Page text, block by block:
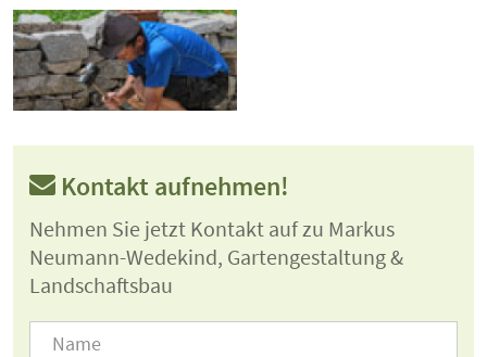
Kontakt aufnehmen!
Nehmen Sie jetzt Kontakt auf zu Markus
Neumann-Wedekind, Gartengestaltung &
Landschaftsbau